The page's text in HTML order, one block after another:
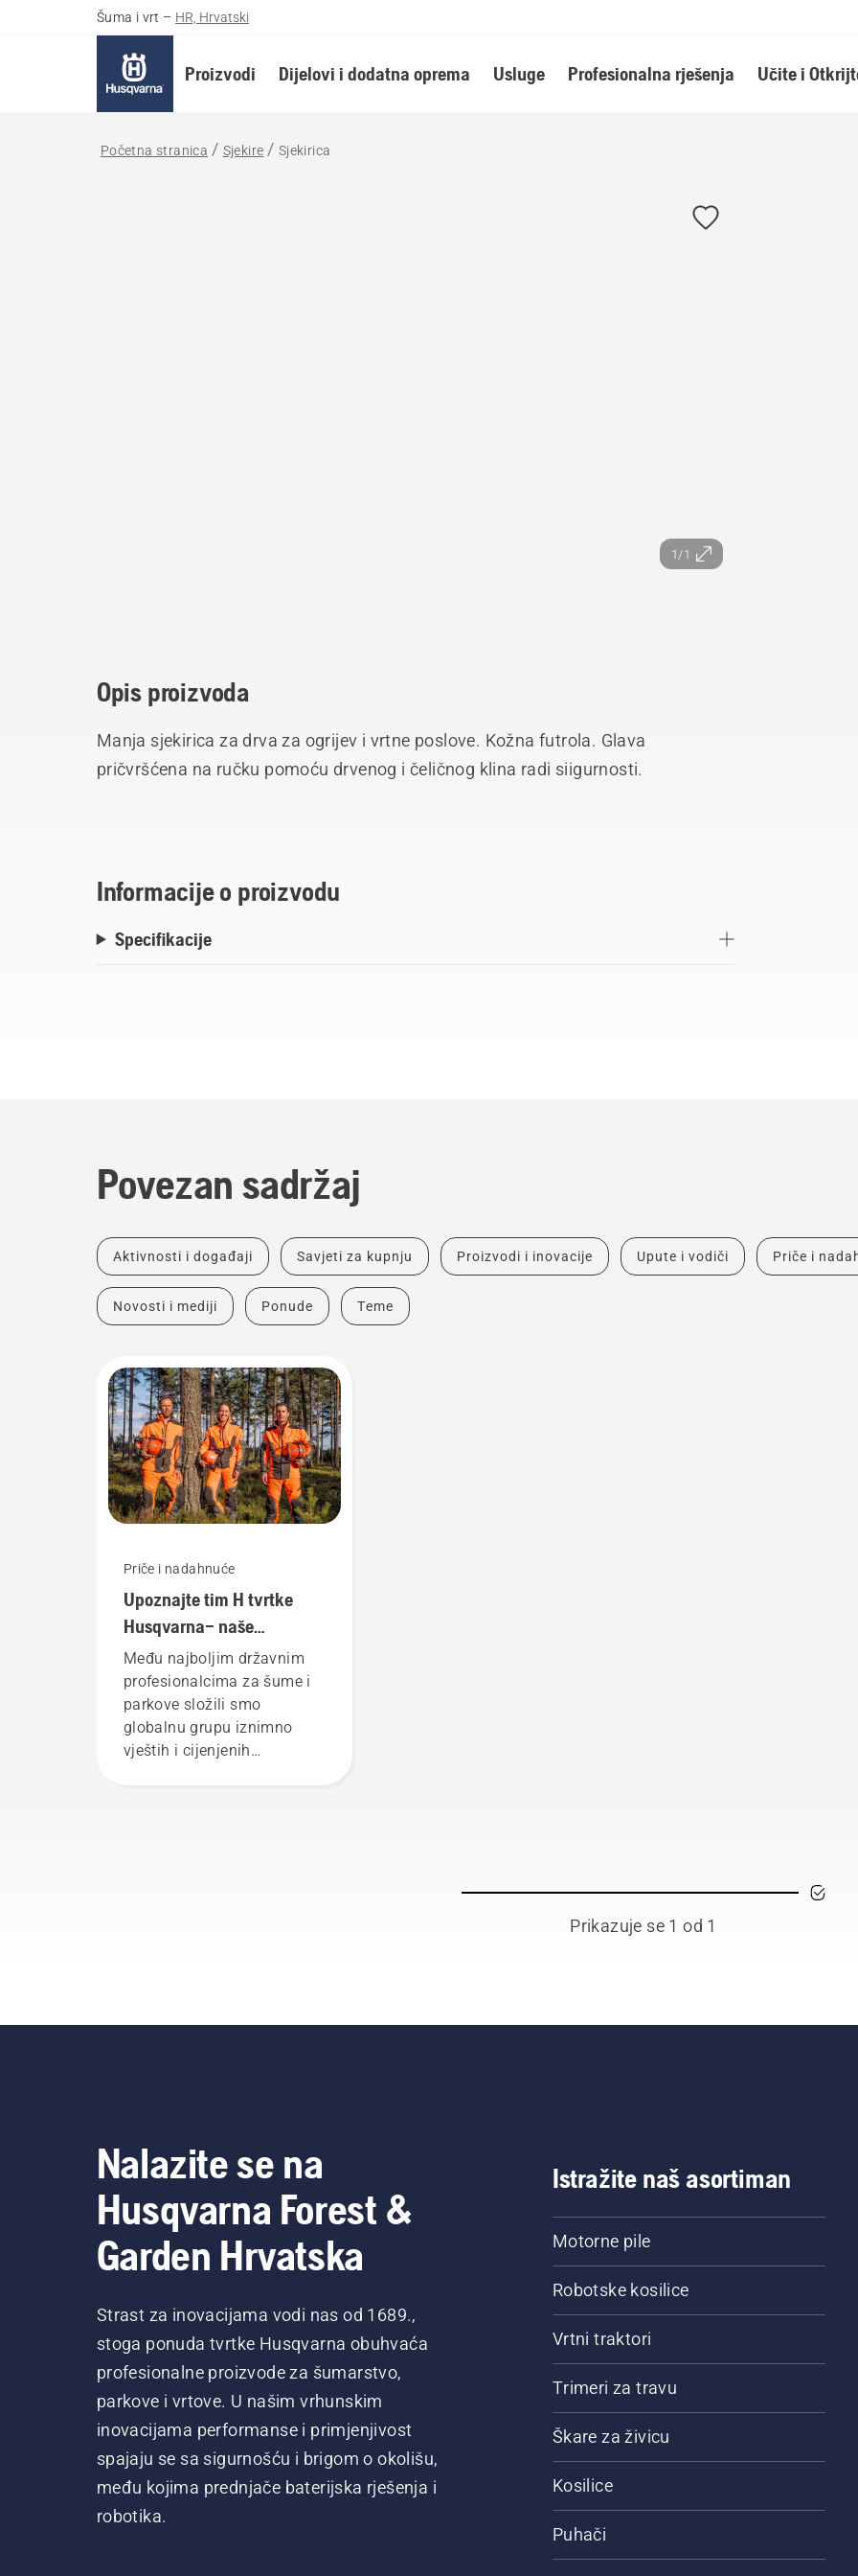
Šuma i vrt – HR, Hrvatski
Proizvodi Dijelovi i dodatna oprema Usluge Profesionalna rješenja Učite i
Početna stranica Sjekire Sjekirica
1/1
Opis proizvoda
Manja sjekirica za drva za ogrijev i vrtne poslove. Kožna futrola. Glava
pričvršćena na ručku pomoću drvenog i čeličnog klina radi siigurnosti.
Informacije o proizvodu
Specifikacije
Povezan sadržaj
Aktivnosti i događaji Savjeti za kupnju Proizvodi i inovacije Upute i vodiči Priče i
Novosti i mediji Ponude Teme
Priče i nadahnuće
Upoznajte tim H tvrtke
Husqvarna– naše
najzahtjevnije korisnike
Među najboljim državnim
profesionalcima za šume i
parkove složili smo
globalnu grupu iznimno
vještih i cijenjenih
Prikazuje se 1 od 1
Nalazite se na
Husqvarna Forest &
Garden Hrvatska
Strast za inovacijama vodi nas od 1689.,
stoga ponuda tvrtke Husqvarna obuhvaća
profesionalne proizvode za šumarstvo,
parkove i vrtove. U našim vrhunskim
inovacijama performanse i primjenjivost
spajaju se sa sigurnošću i brigom o okolišu,
među kojima prednjače baterijska rješenja i
robotika.
Istražite naš asortiman
Motorne pile
Robotske kosilice
Vrtni traktori
Trimeri za travu
Škare za živicu
Kosilice
Puhači